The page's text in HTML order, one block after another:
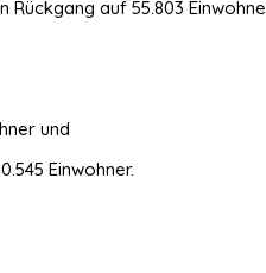
auf 55.803
und
Einwohner.